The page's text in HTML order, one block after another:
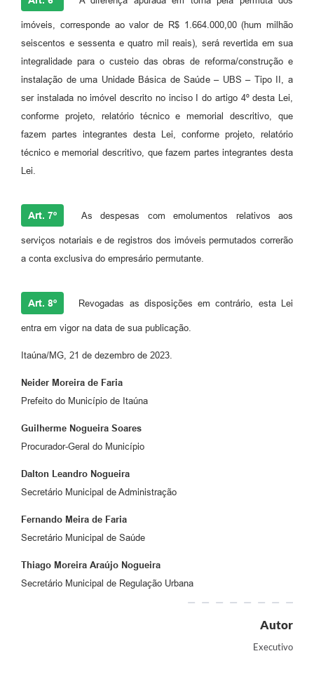
imóveis, corresponde ao valor de R$ 1.664.000,00 (hum milhão
seiscentos e sessenta e quatro mil reais), será revertida em sua
integralidade para o custeio das obras de reforma/construção e
instalação de uma Unidade Básica de Saúde – UBS – Tipo II, a
ser instalada no imóvel descrito no inciso I do artigo 4º desta Lei,
conforme projeto, relatório técnico e memorial descritivo, que
fazem partes integrantes desta Lei, conforme projeto, relatório
técnico e memorial descritivo, que fazem partes integrantes desta
Lei.
Art. 7º As despesas com emolumentos relativos aos
serviços notariais e de registros dos imóveis permutados correrão
a conta exclusiva do empresário permutante.
Art. 8º Revogadas as disposições em contrário, esta Lei
entra em vigor na data de sua publicação.
Itaúna/MG, 21 de dezembro de 2023.
Neider Moreira de Faria
Prefeito do Município de Itaúna
Guilherme Nogueira Soares
Procurador-Geral do Município
Dalton Leandro Nogueira
Secretário Municipal de Administração
Fernando Meira de Faria
Secretário Municipal de Saúde
Thiago Moreira Araújo Nogueira
Secretário Municipal de Regulação Urbana
Autor
Executivo